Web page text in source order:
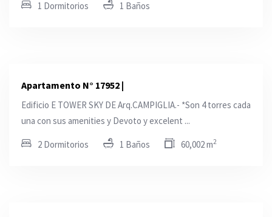
1 Dormitorios 1 Baños
Apartamento N° 17952 |
Edificio E TOWER SKY DE Arq.CAMPIGLIA.- *Son 4 torres cada
una con sus amenities y Devoto y excelent ...
2 Dormitorios 1 Baños 60,002 m2